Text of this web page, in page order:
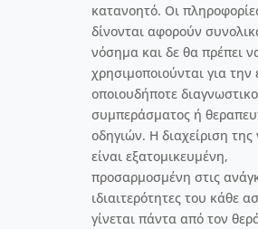
κατανοητό. Οι
δίνονται αφορούν
νόσημα και δε θα πρέπει
χρησιμοποιούνται για την
οποιουδήποτε
συμπεράσματος ή
οδηγιών. Η διαχείριση της
είναι εξατομικευμένη,
προσαρμοσμένη στις
ιδιαιτερότητες του κάθε
γίνεται πάντα από τον